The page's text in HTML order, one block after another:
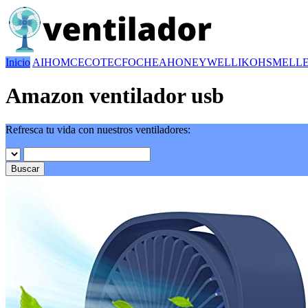
Inicio AIHOMCECOTECFOCHEAHONEYWELLIKOHS
Amazon ventilador usb
Refresca tu vida con nuestros ventiladores:
Buscar